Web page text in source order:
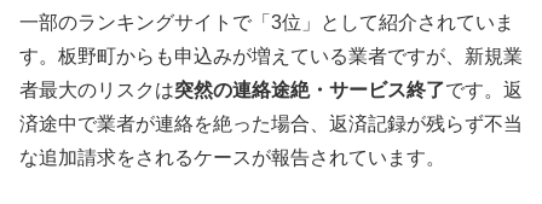
一部のランキングサイトで「3位」として紹介されていま
す。板野町からも申込みが増えている業者ですが、新規業
者最大のリスクは突然の連絡途絶・サービス終了です。返
済途中で業者が連絡を絶った場合、返済記録が残らず不当
な追加請求をされるケースが報告されています。